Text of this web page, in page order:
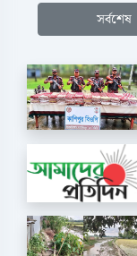
সর্বশেষ